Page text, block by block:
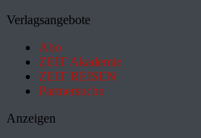
Verlagsangebote
Abo
ZEIT Akademie
ZEIT REISEN
Partnersuche
Anzeigen